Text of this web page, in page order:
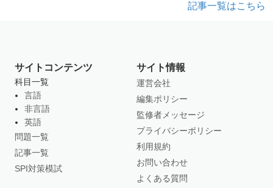
記事一覧はこちら
サイトコンテンツ
科目一覧
言語
非言語
英語
問題一覧
記事一覧
SPI対策模試
サイト情報
運営会社
編集ポリシー
監修者メッセージ
プライバシーポリシー
利用規約
お問い合わせ
よくある質問